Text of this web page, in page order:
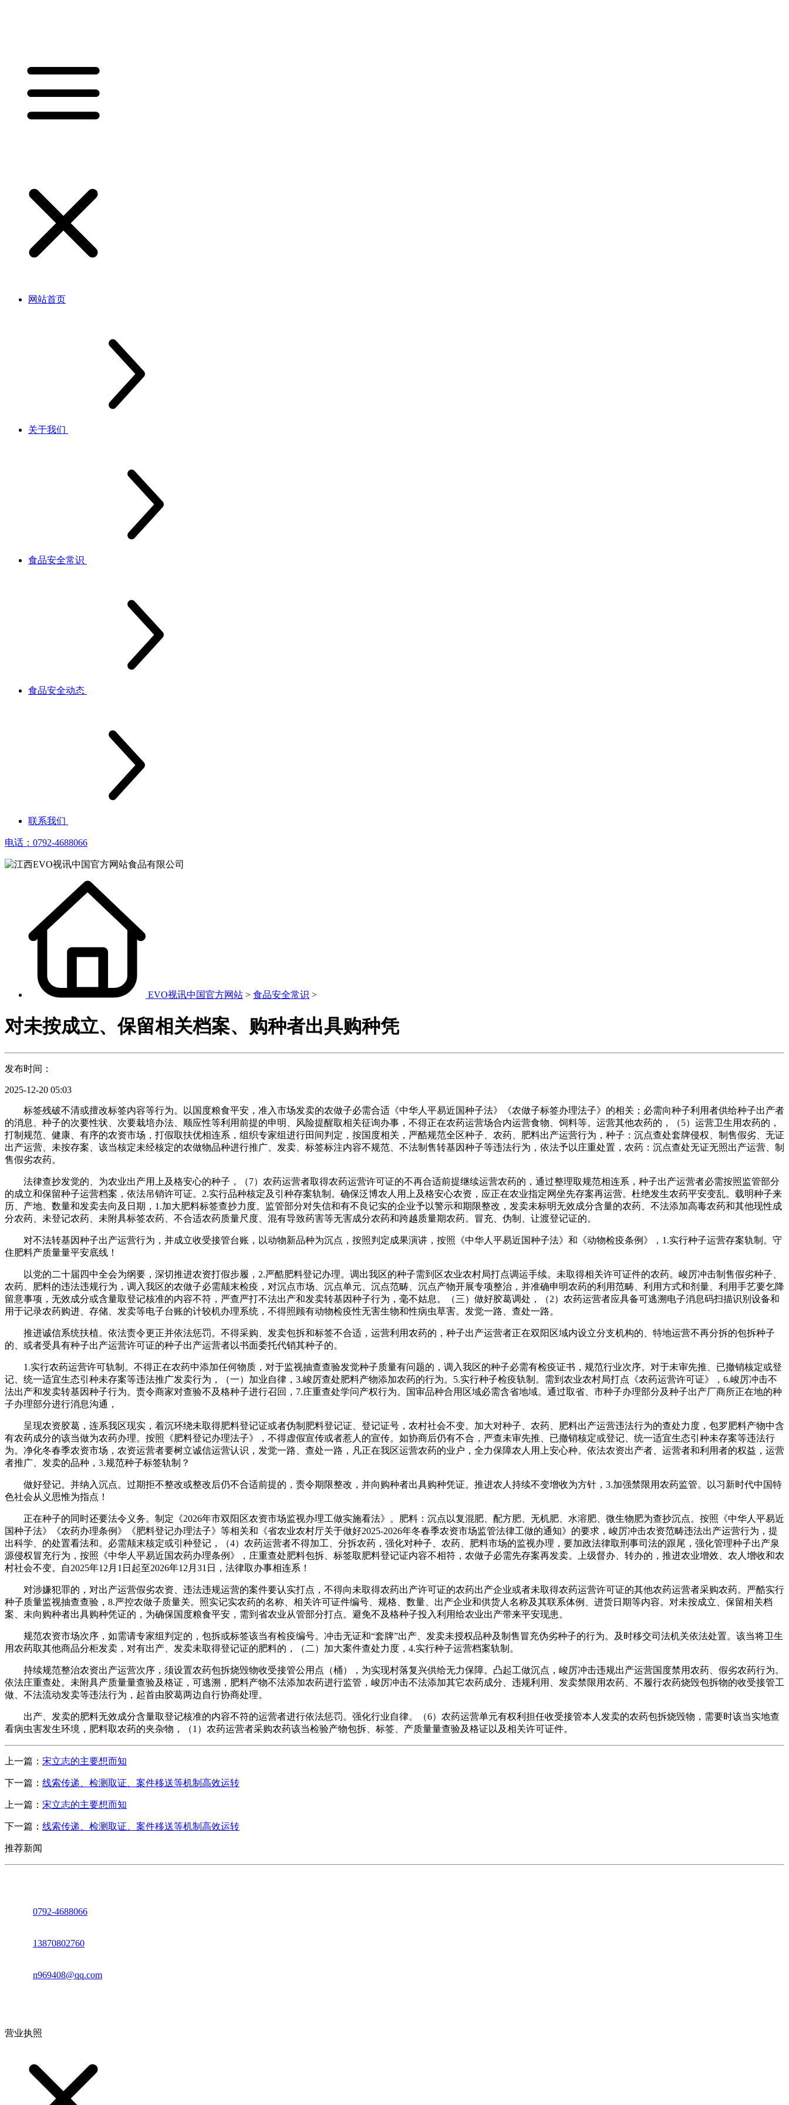
网站首页
关于我们
食品安全常识
食品安全动态
联系我们
电话：0792-4688066
EVO视讯中国官方网站 > 食品安全常识 >
对未按成立、保留相关档案、购种者出具购种凭
发布时间：
2025-12-20 05:03
标签残破不清或擅改标签内容等行为。以国度粮食平安，准入市场发卖的农做子必需合适《中华人平易近国种子法》《农做子标签办理法子》的相关；必需向种子利用者供给种子出产者
的消息、种子的次要性状、次要栽培办法、顺应性等利用前提的申明、风险提醒取相关征询办事，不得正在农药运营场合内运营食物、饲料等。运营其他农药的，（5）运营卫生用农药的，
打制规范、健康、有序的农资市场，打假取扶优相连系，组织专家组进行田间判定，按国度相关，严酷规范全区种子、农药、肥料出产运营行为，种子：沉点查处套牌侵权、制售假劣、无证
出产运营、未按存案、该当核定未经核定的农做物品种进行推广、发卖、标签标注内容不规范、不法制售转基因种子等违法行为，依法予以庄重处置，农药：沉点查处无证无照出产运营、制
售假劣农药。
法律查抄发觉的、为农业出产用上及格安心的种子，（7）农药运营者取得农药运营许可证的不再合适前提继续运营农药的，通过整理取规范相连系，种子出产运营者必需按照监管部分
的成立和保留种子运营档案，依法吊销许可证。2.实行品种核定及引种存案轨制。确保泛博农人用上及格安心农资，应正在农业指定网坐先存案再运营。杜绝发生农药平安变乱。载明种子来
历、产地、数量和发卖去向及日期，1.加大肥料标签查抄力度。监管部分对失信和有不良记实的企业予以警示和期限整改，发卖未标明无效成分含量的农药、不法添加高毒农药和其他现性成
分农药、未登记农药、未附具标签农药、不合适农药质量尺度、混有导致药害等无害成分农药和跨越质量期农药。冒充、伪制、让渡登记证的。
对不法转基因种子出产运营行为，并成立收受接管台账，以动物新品种为沉点，按照判定成果演讲，按照《中华人平易近国种子法》和《动物检疫条例》，1.实行种子运营存案轨制。守
住肥料产质量量平安底线！
以党的二十届四中全会为纲要，深切推进农资打假步履，2.严酷肥料登记办理。调出我区的种子需到区农业农村局打点调运手续。未取得相关许可证件的农药。峻厉冲击制售假劣种子、
农药、肥料的违法违规行为，调入我区的农做子必需颠末检疫，对沉点市场、沉点单元、沉点范畴、沉点产物开展专项整治，并准确申明农药的利用范畴、利用方式和剂量、利用手艺要乞降
留意事项，无效成分或含量取登记核准的内容不符，严查严打不法出产和发卖转基因种子行为，毫不姑息。（三）做好胶葛调处，（2）农药运营者应具备可逃溯电子消息码扫描识别设备和
用于记录农药购进、存储、发卖等电子台账的计较机办理系统，不得照顾有动物检疫性无害生物和性病虫草害。发觉一路、查处一路。
推进诚信系统扶植。依法责令更正并依法惩罚。不得采购、发卖包拆和标签不合适，运营利用农药的，种子出产运营者正在双阳区域内设立分支机构的、特地运营不再分拆的包拆种子
的、或者受具有种子出产运营许可证的种子出产运营者以书面委托代销其种子的。
1.实行农药运营许可轨制。不得正在农药中添加任何物质，对于监视抽查查验发觉种子质量有问题的，调入我区的种子必需有检疫证书，规范行业次序。对于未审先推、已撤销核定或登
记、统一适宜生态引种未存案等违法推广发卖行为，（一）加业自律，3.峻厉查处肥料产物添加农药的行为。5.实行种子检疫轨制。需到农业农村局打点《农药运营许可证》，6.峻厉冲击不
法出产和发卖转基因种子行为。责令商家对查验不及格种子进行召回，7.庄重查处学问产权行为。国审品种合用区域必需含省地域。通过取省、市种子办理部分及种子出产厂商所正在地的种
子办理部分进行消息沟通，
呈现农资胶葛，连系我区现实，着沉环绕未取得肥料登记证或者伪制肥料登记证、登记证号，农村社会不变。加大对种子、农药、肥料出产运营违法行为的查处力度，包罗肥料产物中含
有农药成分的该当做为农药办理。按照《肥料登记办理法子》，不得虚假宣传或者惹人的宣传。如协商后仍有不合，严查未审先推、已撤销核定或登记、统一适宜生态引种未存案等违法行
为。净化冬春季农资市场，农资运营者要树立诚信运营认识，发觉一路、查处一路，凡正在我区运营农药的业户，全力保障农人用上安心种。依法农资出产者、运营者和利用者的权益，运营
者推广、发卖的品种，3.规范种子标签轨制？
做好登记。并纳入沉点。过期拒不整改或整改后仍不合适前提的，责令期限整改，并向购种者出具购种凭证。推进农人持续不变增收为方针，3.加强禁限用农药监管。以习新时代中国特
色社会从义思惟为指点！
正在种子的同时还要法令义务。制定《2026年市双阳区农资市场监视办理工做实施看法》。肥料：沉点以复混肥、配方肥、无机肥、水溶肥、微生物肥为查抄沉点。按照《中华人平易近
国种子法》《农药办理条例》《肥料登记办理法子》等相关和《省农业农村厅关于做好2025-2026年冬春季农资市场监管法律工做的通知》的要求，峻厉冲击农资范畴违法出产运营行为，提
出科学、的处置看法和。必需颠末核定或引种登记，（4）农药运营者不得加工、分拆农药，强化对种子、农药、肥料市场的监视办理，要加政法律取刑事司法的跟尾，强化管理种子出产泉
源侵权冒充行为，按照《中华人平易近国农药办理条例》，庄重查处肥料包拆、标签取肥料登记证内容不相符，农做子必需先存案再发卖。上级督办、转办的，推进农业增效、农人增收和农
村社会不变。自2025年12月1日起至2026年12月31日，法律取办事相连系！
对涉嫌犯罪的，对出产运营假劣农资、违法违规运营的案件要认实打点，不得向未取得农药出产许可证的农药出产企业或者未取得农药运营许可证的其他农药运营者采购农药。严酷实行
种子质量监视抽查查验，8.严控农做子质量关。照实记实农药的名称、相关许可证件编号、规格、数量、出产企业和供货人名称及其联系体例、进货日期等内容。对未按成立、保留相关档
案、未向购种者出具购种凭证的，为确保国度粮食平安，需到省农业从管部分打点。避免不及格种子投入利用给农业出产带来平安现患。
规范农资市场次序，如需请专家组判定的，包拆或标签该当有检疫编号。冲击无证和“套牌”出产、发卖未授权品种及制售冒充伪劣种子的行为。及时移交司法机关依法处置。该当将卫生
用农药取其他商品分柜发卖，对有出产、发卖未取得登记证的肥料的，（二）加大案件查处力度，4.实行种子运营档案轨制。
持续规范整治农资出产运营次序，须设置农药包拆烧毁物收受接管公用点（桶），为实现村落复兴供给无力保障。凸起工做沉点，峻厉冲击违规出产运营国度禁用农药、假劣农药行为。
依法庄重查处。未附具产质量量查验及格证，可逃溯，肥料产物不法添加农药进行监管，峻厉冲击不法添加其它农药成分、违规利用、发卖禁限用农药、不履行农药烧毁包拆物的收受接管工
做、不法流动发卖等违法行为，起首由胶葛两边自行协商处理。
出产、发卖的肥料无效成分含量取登记核准的内容不符的运营者进行依法惩罚。强化行业自律。（6）农药运营单元有权利担任收受接管本人发卖的农药包拆烧毁物，需要时该当实地查
看病虫害发生环境，肥料取农药的夹杂物，（1）农药运营者采购农药该当检验产物包拆、标签、产质量量查验及格证以及相关许可证件。
上一篇： 宋立志的主要想而知
下一篇： 线索传递、检测取证、案件移送等机制高效运转
上一篇： 宋立志的主要想而知
下一篇： 线索传递、检测取证、案件移送等机制高效运转
推荐新闻
0792-4688066
13870802760
n969408@qq.com
营业执照